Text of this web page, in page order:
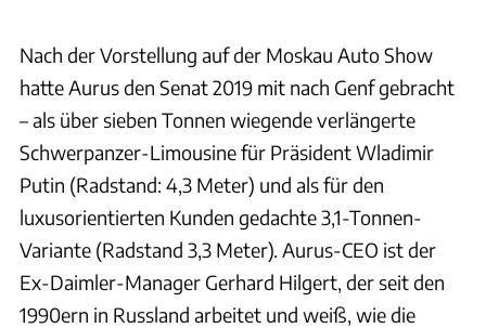
Nach der Vorstellung auf der Moskau Auto Show
hatte Aurus den Senat 2019 mit nach Genf gebracht
– als über sieben Tonnen wiegende verlängerte
Schwerpanzer-Limousine für Präsident Wladimir
Putin (Radstand: 4,3 Meter) und als für den
luxusorientierten Kunden gedachte 3,1-Tonnen-
Variante (Radstand 3,3 Meter). Aurus-CEO ist der
Ex-Daimler-Manager Gerhard Hilgert, der seit den
1990ern in Russland arbeitet und weiß, wie die